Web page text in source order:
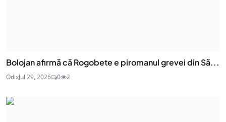
Bolojan afirmă că Rogobete e piromanul grevei din Să...
OdixJul 29, 2026 0 2